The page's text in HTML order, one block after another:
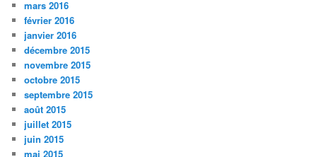
mars 2016
février 2016
janvier 2016
décembre 2015
novembre 2015
octobre 2015
septembre 2015
août 2015
juillet 2015
juin 2015
mai 2015